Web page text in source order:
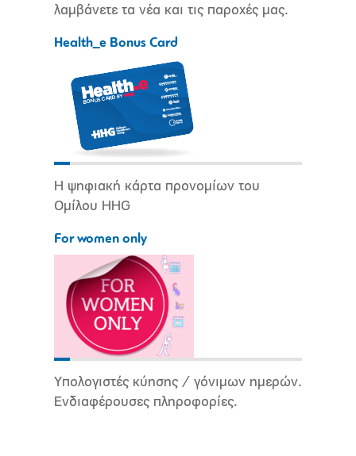
λαμβάνετε τα νέα και τις παροχές μας.
Health_e Bonus Card
Η ψηφιακή κάρτα προνομίων του
Ομίλου HHG
For women only
Υπολογιστές κύησης / γόνιμων ημερών.
Ενδιαφέρουσες πληροφορίες.